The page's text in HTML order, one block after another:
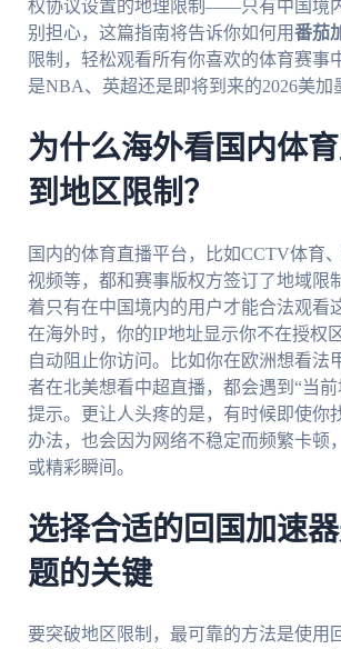
权协议设置的地理限制——只有中国境内
别担心，这篇指南将告诉你如何用番茄
限制，轻松观看所有你喜欢的体育赛事
是NBA、英超还是即将到来的2026美加
为什么海外看国内体
到地区限制？
国内的体育直播平台，比如CCTV体育
视频等，都和赛事版权方签订了地域限
着只有在中国境内的用户才能合法观看
在海外时，你的IP地址显示你不在授权
自动阻止你访问。比如你在欧洲想看法
者在北美想看中超直播，都会遇到“当
提示。更让人头疼的是，有时候即使你
办法，也会因为网络不稳定而频繁卡顿
或精彩瞬间。
选择合适的回国加速
题的关键
要突破地区限制，最可靠的方法是使用